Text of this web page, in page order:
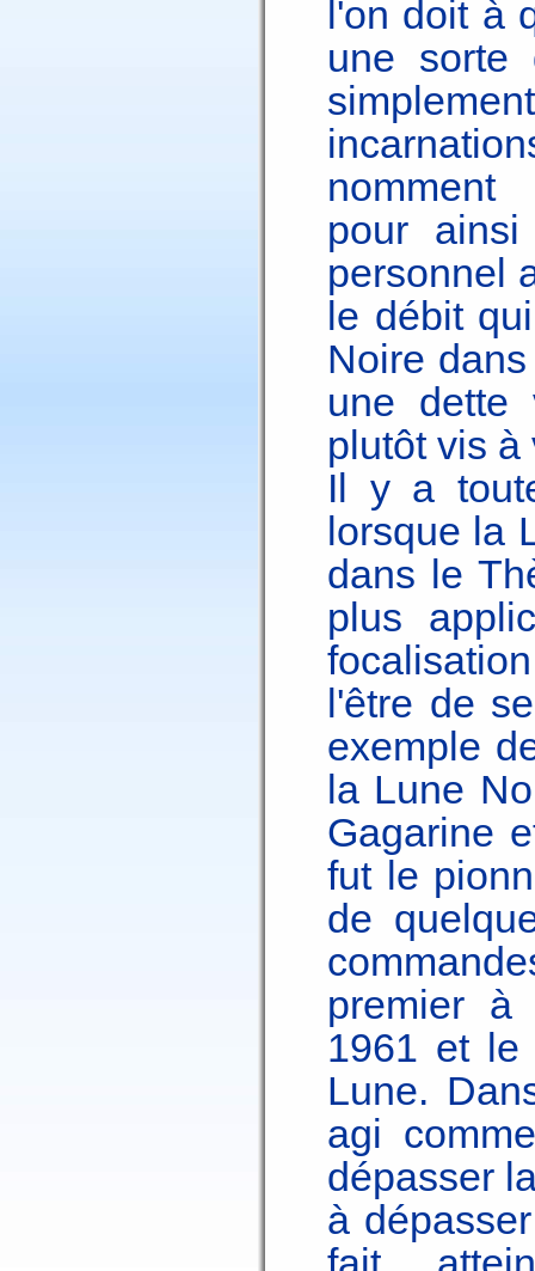
l'on doit à
une sorte
nomment
pour
personnel
le débit
Noire
une dette
plutôt vis à
Il y a
lorsque la
dans le
plus
l'être de
exemple
la Lune
Gagarine
fut le
de
premier à
1961 et
Lune.
agi
dépasser
à